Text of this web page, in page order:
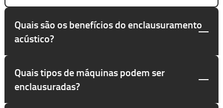
Quais são os benefícios do enclausuramento
acústico?
Quais tipos de máquinas podem ser
enclausuradas?